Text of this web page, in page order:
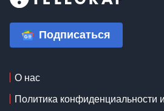
Подписаться
О нас
Политика конфиденциальности